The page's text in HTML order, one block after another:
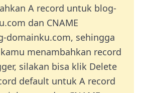
A record untuk blog-
dan CNAME
domainku.com, sehingga
menambahkan record
silakan bisa klik Delete
default untuk A record